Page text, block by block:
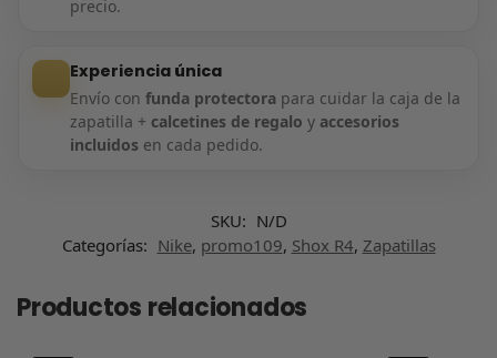
precio.
Experiencia única
Envío con funda protectorapara cuidar la caja de la
zapatilla + calcetines de regalo y accesorios
incluidos en cada pedido.
SKU: N/D
Categorías: Nike, promo109, Shox R4, Zapatillas
Productos relacionados